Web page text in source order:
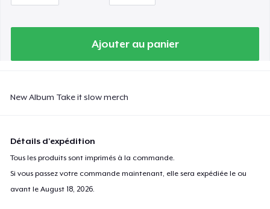
Ajouter au panier
New Album Take it slow merch
Détails d'expédition
Tous les produits sont imprimés à la commande.
Si vous passez votre commande maintenant, elle sera expédiée le ou
avant leAugust 18, 2026.